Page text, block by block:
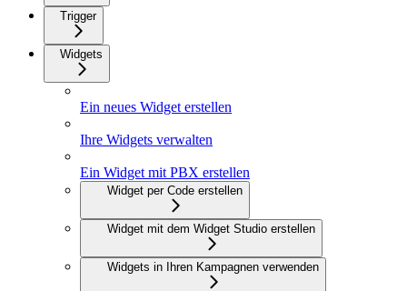
Trigger
Widgets
Ein neues Widget erstellen
Ihre Widgets verwalten
Ein Widget mit PBX erstellen
Widget per Code erstellen
Widget mit dem Widget Studio erstellen
Widgets in Ihren Kampagnen verwenden